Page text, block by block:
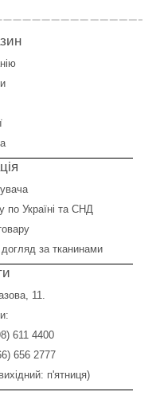
по Україні та СНД
за тканинами
11.
611 4400
656 2777
п'ятниця)